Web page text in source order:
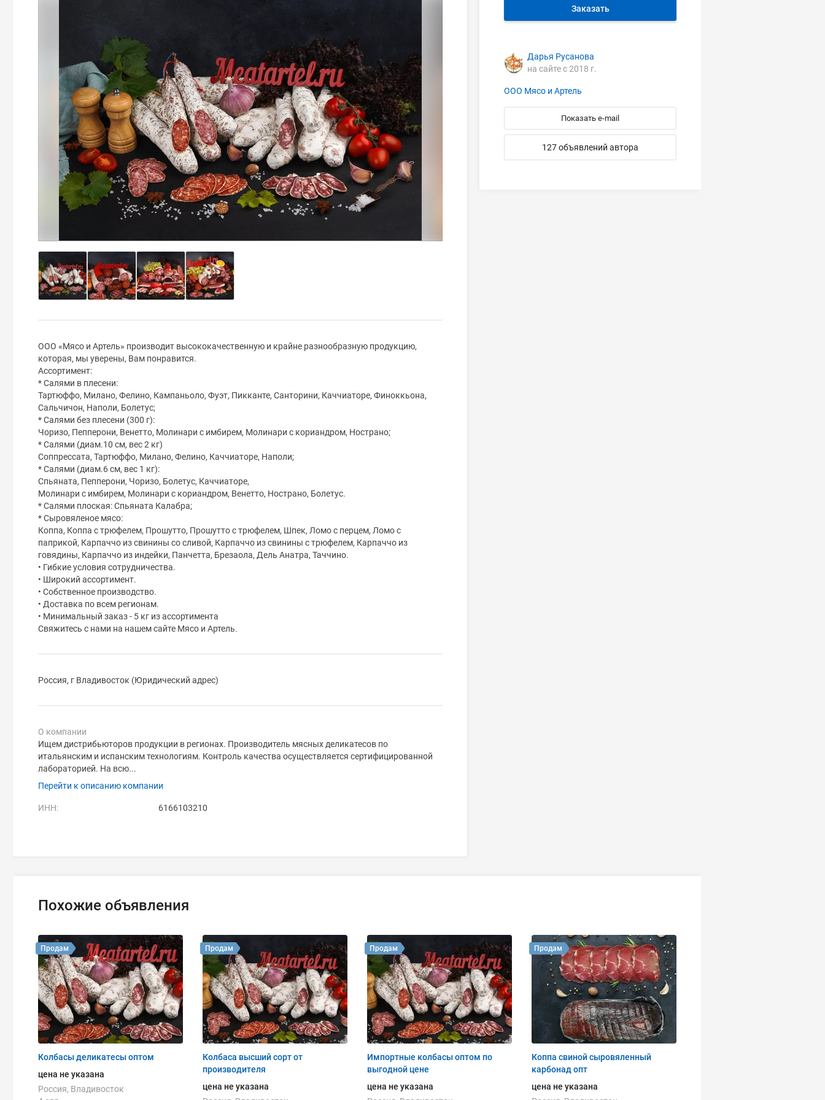
ООО «Мясо и Артель» производит высококачественную и крайне разнообразную продукцию,
которая, мы уверены, Вам понравится.
Ассортимент:
* Салями в плесени:
Тартюффо, Милано, Фелино, Кампаньоло, Фуэт, Пикканте, Санторини, Каччиаторе, Финоккьона,
Сальчичон, Наполи, Болетус;
* Салями без плесени (300 г):
Чоризо, Пепперони, Венетто, Молинари с имбирем, Молинари с кориандром, Нострано;
* Салями (диам.10 см, вес 2 кг)
Соппрессата, Тартюффо, Милано, Фелино, Каччиаторе, Наполи;
* Салями (диам.6 см, вес 1 кг):
Спьяната, Пепперони, Чоризо, Болетус, Каччиаторе,
Молинари с имбирем, Молинари с кориандром, Венетто, Нострано, Болетус.
* Салями плоская: Спьяната Калабра;
* Сыровяленое мясо:
Коппа, Коппа с трюфелем, Прошутто, Прошутто с трюфелем, Шпек, Ломо с перцем, Ломо с
паприкой, Карпаччо из свинины со сливой, Карпаччо из свинины с трюфелем, Карпаччо из
говядины, Карпаччо из индейки, Панчетта, Брезаола, Дель Анатра, Таччино.
• Гибкие условия сотрудничества.
• Широкий ассортимент.
• Собственное производство.
• Доставка по всем регионам.
• Минимальный заказ - 5 кг из ассортимента
Свяжитесь с нами на нашем сайте Мясо и Артель.
Россия, г Владивосток (Юридический адрес)
О компании
Ищем дистрибьюторов продукции в регионах. Производитель мясных деликатесов по
итальянским и испанским технологиям. Контроль качества осуществляется сертифицированной
лабораторией. На всю...
Перейти к описанию компании
ИНН: 6166103210
Заказать
Дарья Русанова
на сайте с 2018 г.
ООО Мясо и Артель
Показать e-mail
127 объявлений автора
Похожие объявления
Колбасы деликатесы оптом
цена не указана
Россия, Владивосток
Продам
Колбаса высший сорт от
производителя
цена не указана
Продам
Импортные колбасы оптом по
выгодной цене
цена не указана
Продам
Коппа свиной сыровяленный
карбонад опт
цена не указана
Продам